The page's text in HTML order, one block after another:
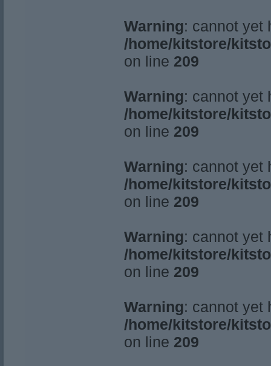
Warning: cannot yet
/home/kitstore/
on line 209
Warning: cannot yet
/home/kitstore/
on line 209
Warning: cannot yet
/home/kitstore/
on line 209
Warning: cannot yet
/home/kitstore/
on line 209
Warning: cannot yet
/home/kitstore/
on line 209